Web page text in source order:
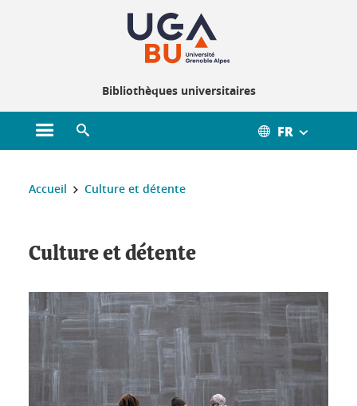
Bibliothèques universitaires
Ouvrir le menu principal FR
Vous êtes ici :
Accueil Culture et détente
Culture et détente